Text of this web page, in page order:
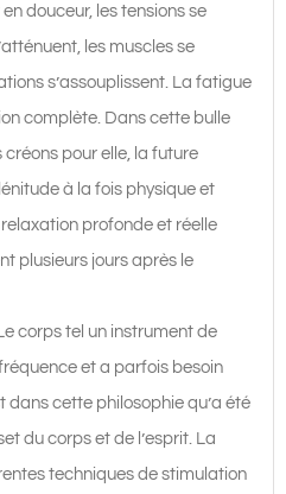
douceur, les tensions se
les muscles se
s’assouplissent. La fatigue
complète. Dans cette bulle
pour elle, la future
à la fois physique et
profonde et réelle
plusieurs jours après le
corps tel un instrument de
et a parfois besoin
dans cette philosophie qu’a été
du corps et de l’esprit. La
techniques de stimulation